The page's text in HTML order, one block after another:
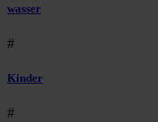
wasser
#
Kinder
#